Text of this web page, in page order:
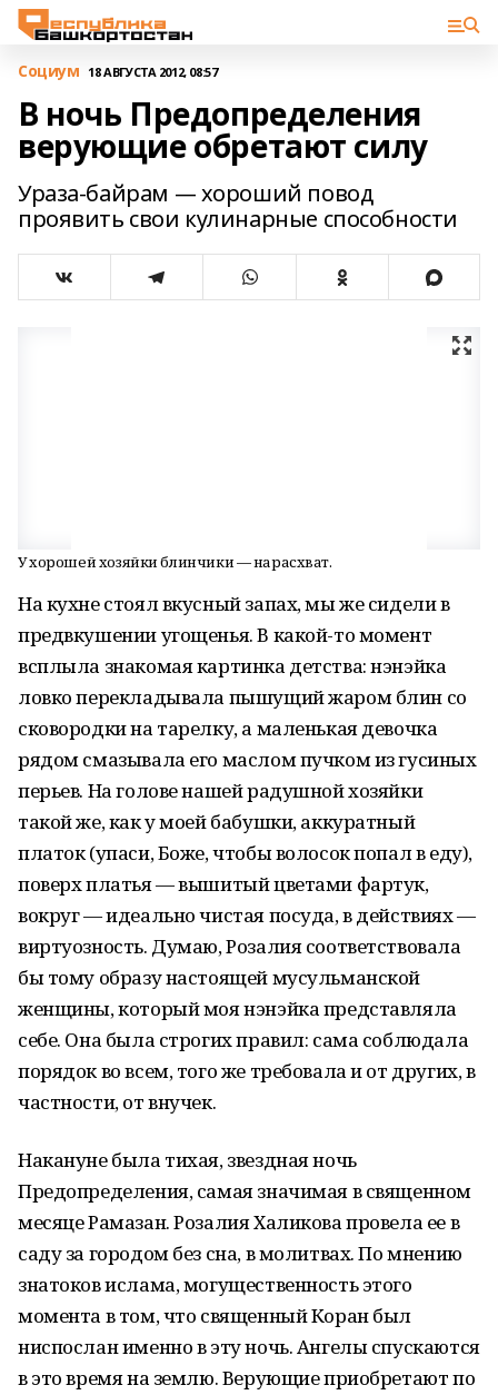
Cоциум 18 АВГУСТА 2012, 08:57
В ночь Предопределения
верующие обретают силу
Ураза-байрам — хороший повод
проявить свои кулинарные способности
У хорошей хозяйки блинчики — нарасхват.
На кухне стоял вкусный запах, мы же сидели в
предвкушении угощенья. В какой-то момент
всплыла знакомая картинка детства: нэнэйка
ловко перекладывала пышущий жаром блин со
сковородки на тарелку, а маленькая девочка
рядом смазывала его маслом пучком из гусиных
перьев. На голове нашей радушной хозяйки
такой же, как у моей бабушки, аккуратный
платок (упаси, Боже, чтобы волосок попал в еду),
поверх платья — вышитый цветами фартук,
вокруг — идеально чистая посуда, в действиях —
виртуозность. Думаю, Розалия соответствовала
бы тому образу настоящей мусульманской
женщины, который моя нэнэйка представляла
себе. Она была строгих правил: сама соблюдала
порядок во всем, того же требовала и от других, в
частности, от внучек.
Накануне была тихая, звездная ночь
Предопределения, самая значимая в священном
месяце Рамазан. Розалия Халикова провела ее в
саду за городом без сна, в молитвах. По мнению
знатоков ислама, могущественность этого
момента в том, что священный Коран был
ниспослан именно в эту ночь. Ангелы спускаются
в это время на землю. Верующие приобретают по